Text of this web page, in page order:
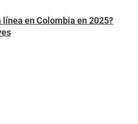
en Colombia en 2025?